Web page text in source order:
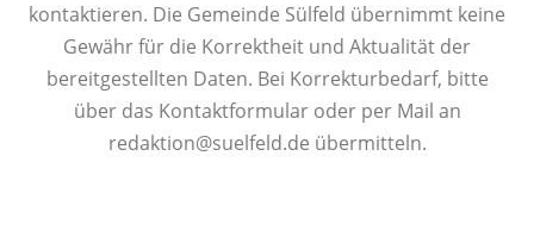
kontaktieren. Die Gemeinde Sülfeld übernimmt keine
Gewähr für die Korrektheit und Aktualität der
bereitgestellten Daten. Bei Korrekturbedarf, bitte
über das Kontaktformular oder per Mail an
redaktion@suelfeld.de übermitteln.